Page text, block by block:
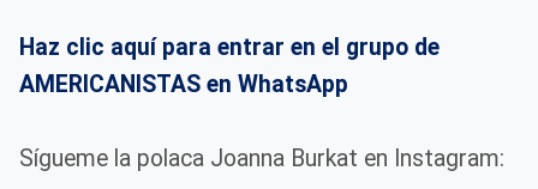
Haz clic aquí para entrar en el grupo de
AMERICANISTAS en WhatsApp
Sígueme la polaca Joanna Burkat en Instagram: